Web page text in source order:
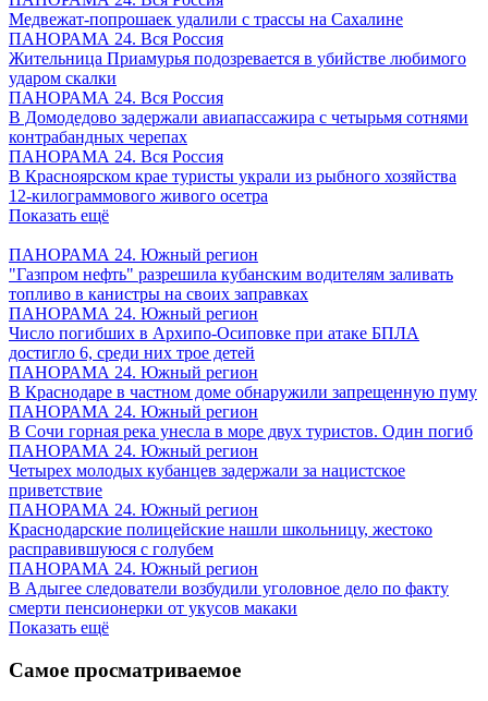
Медвежат-попрошаек удалили с трассы на Сахалине
ПАНОРАМА 24. Вся Россия
Жительница Приамурья подозревается в убийстве любимого
ударом скалки
ПАНОРАМА 24. Вся Россия
В Домодедово задержали авиапассажира с четырьмя сотнями
контрабандных черепах
ПАНОРАМА 24. Вся Россия
В Красноярском крае туристы украли из рыбного хозяйства
12-килограммового живого осетра
Показать ещё
ПАНОРАМА 24. Южный регион
"Газпром нефть" разрешила кубанским водителям заливать
топливо в канистры на своих заправках
ПАНОРАМА 24. Южный регион
Число погибших в Архипо-Осиповке при атаке БПЛА
достигло 6, среди них трое детей
ПАНОРАМА 24. Южный регион
В Краснодаре в частном доме обнаружили запрещенную пуму
ПАНОРАМА 24. Южный регион
В Сочи горная река унесла в море двух туристов. Один погиб
ПАНОРАМА 24. Южный регион
Четырех молодых кубанцев задержали за нацистское
приветствие
ПАНОРАМА 24. Южный регион
Краснодарские полицейские нашли школьницу, жестоко
расправившуюся с голубем
ПАНОРАМА 24. Южный регион
В Адыгее следователи возбудили уголовное дело по факту
смерти пенсионерки от укусов макаки
Показать ещё
Самое просматриваемое